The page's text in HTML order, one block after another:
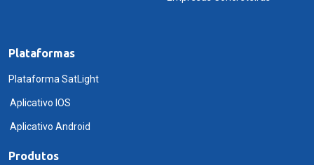
Plataformas
Plataforma SatLight
Aplicativo IOS
Aplicativo Android
Produtos